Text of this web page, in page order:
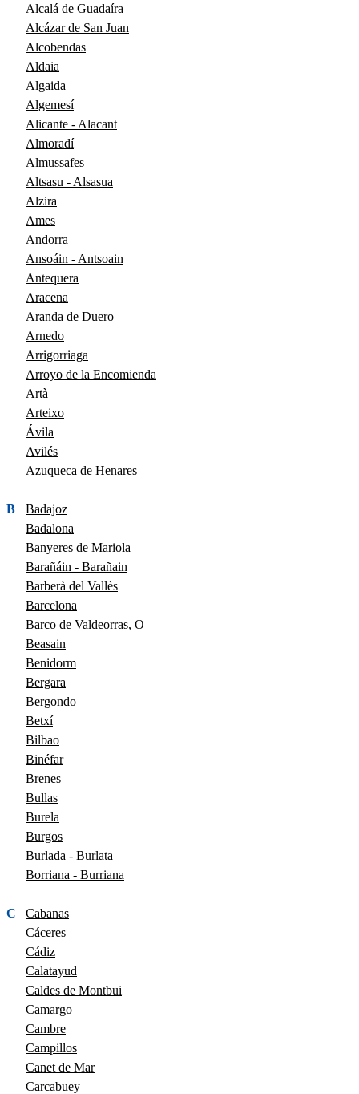
Alcalá de Guadaíra
Alcázar de San Juan
Alcobendas
Aldaia
Algaida
Algemesí
Alicante - Alacant
Almoradí
Almussafes
Altsasu - Alsasua
Alzira
Ames
Andorra
Ansoáin - Antsoain
Antequera
Aracena
Aranda de Duero
Arnedo
Arrigorriaga
Arroyo de la Encomienda
Artà
Arteixo
Ávila
Avilés
Azuqueca de Henares
B
Badajoz
Badalona
Banyeres de Mariola
Barañáin - Barañain
Barberà del Vallès
Barcelona
Barco de Valdeorras, O
Beasain
Benidorm
Bergara
Bergondo
Betxí
Bilbao
Binéfar
Brenes
Bullas
Burela
Burgos
Burlada - Burlata
Borriana - Burriana
C
Cabanas
Cáceres
Cádiz
Calatayud
Caldes de Montbui
Camargo
Cambre
Campillos
Canet de Mar
Carcabuey